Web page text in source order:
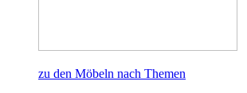
zu den Möbeln nach Themen